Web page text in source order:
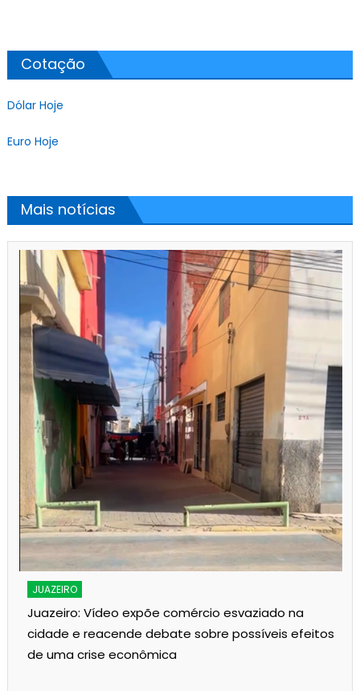
Cotação
Dólar Hoje
Euro Hoje
Mais notícias
JUAZEIRO
Juazeiro: Vídeo expõe comércio esvaziado na
cidade e reacende debate sobre possíveis efeitos
de uma crise econômica